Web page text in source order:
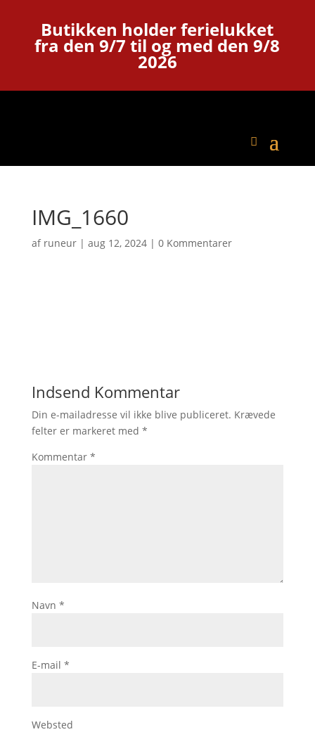
Butikken holder ferielukket
fra den 9/7 til og med den 9/8
2026
IMG_1660
af runeur| aug 12, 2024| 0 Kommentarer
Indsend Kommentar
Din e-mailadresse vil ikke blive publiceret. Krævede
felter er markeret med *
Kommentar *
Navn *
E-mail *
Websted